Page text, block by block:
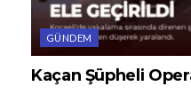
GÜNDEM
Kaçan Şüpheli